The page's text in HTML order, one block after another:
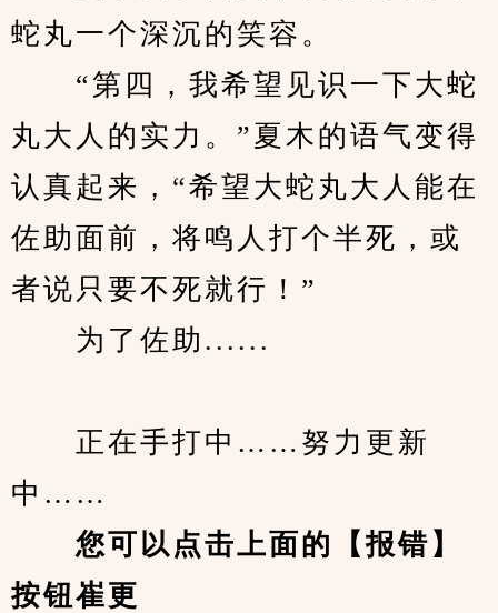
蛇丸一个深沉的笑容。
“第四，我希望见识一下大蛇
丸大人的实力。”夏木的语气变得
认真起来，“希望大蛇丸大人能在
佐助面前，将鸣人打个半死，或
者说只要不死就行！”
为了佐助......
正在手打中……努力更新
中……
您可以点击上面的【报错】
按钮崔更